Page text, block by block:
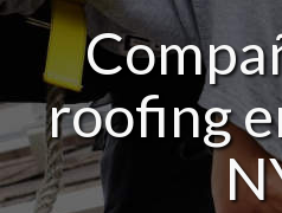
roofing